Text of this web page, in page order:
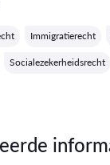
Immigratierecht
Socialezekerheidsrecht